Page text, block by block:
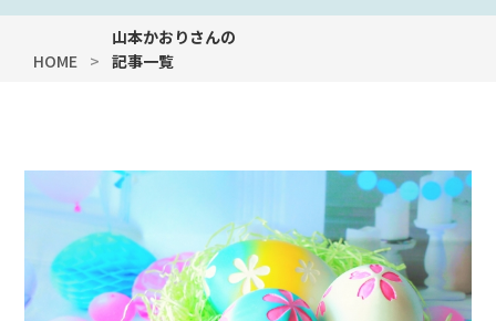
HOME
山本かおりさんの
記事一覧